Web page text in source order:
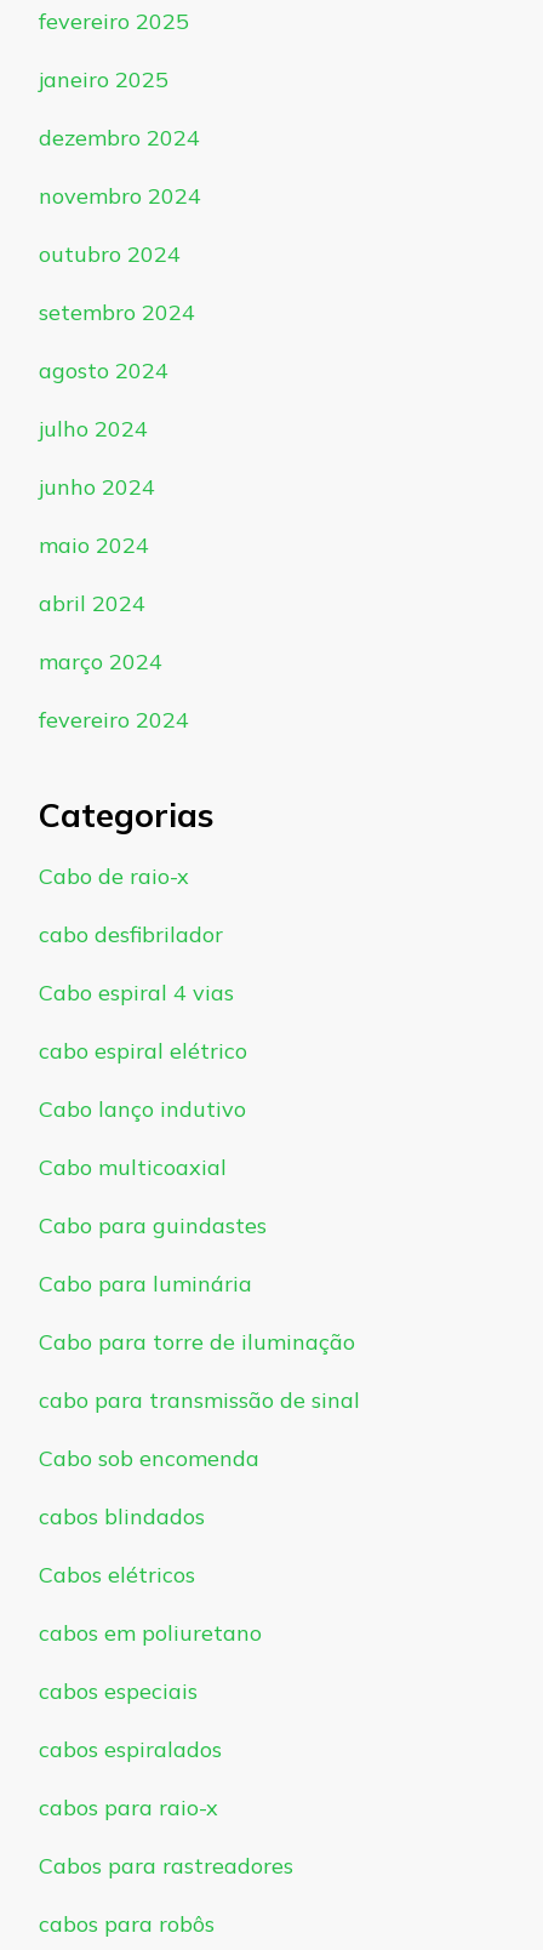
fevereiro 2025
janeiro 2025
dezembro 2024
novembro 2024
outubro 2024
setembro 2024
agosto 2024
julho 2024
junho 2024
maio 2024
abril 2024
março 2024
fevereiro 2024
Categorias
Cabo de raio-x
cabo desfibrilador
Cabo espiral 4 vias
cabo espiral elétrico
Cabo lanço indutivo
Cabo multicoaxial
Cabo para guindastes
Cabo para luminária
Cabo para torre de iluminação
cabo para transmissão de sinal
Cabo sob encomenda
cabos blindados
Cabos elétricos
cabos em poliuretano
cabos especiais
cabos espiralados
cabos para raio-x
Cabos para rastreadores
cabos para robôs